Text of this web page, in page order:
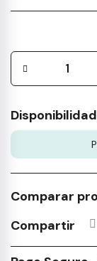
Comparar
Compartir